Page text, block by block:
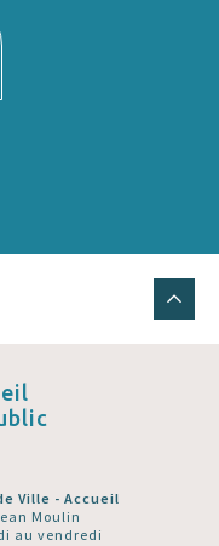
Ville - Accueil
Moulin
au vendredi